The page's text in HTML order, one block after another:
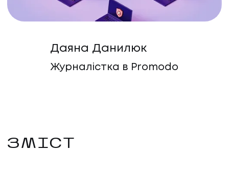
Даяна Данилюк
Журналістка в Promodo
ЗМІСТ